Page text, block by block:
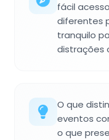
fácil
diferentes
tranquilo
distrações
O que
eventos
o que